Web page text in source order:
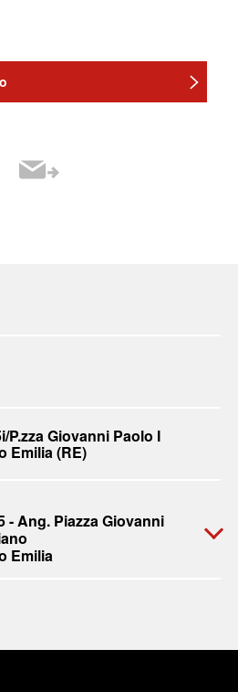
P.zza Giovanni Paolo I
Emilia (RE)
- Ang. Piazza Giovanni
Emilia